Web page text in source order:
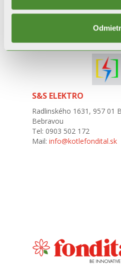
Kontaktujte
pomôžu Vám nájsť
stredisko
S&S ELEKTRO
Radlinského 1631, 957 01
Bebravou
Tel: 0903 502 172
Mail: info@kotlefondital.sk